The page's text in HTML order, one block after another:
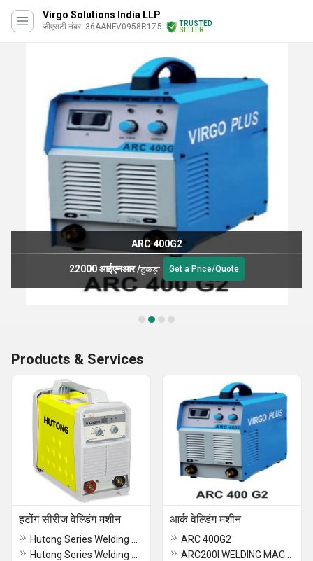
Virgo Solutions India LLP
जीएसटी नंबर. 36AANFV0958R1Z5
TRUSTED
SELLER
ARC 400G2
22000 आईएनआर/टुकड़ा Get a Price/Quote
Products & Services
हटोंग सीरीज वेल्डिंग मशीन आर्क वेल्डिंग मशीन
ARC 400G2